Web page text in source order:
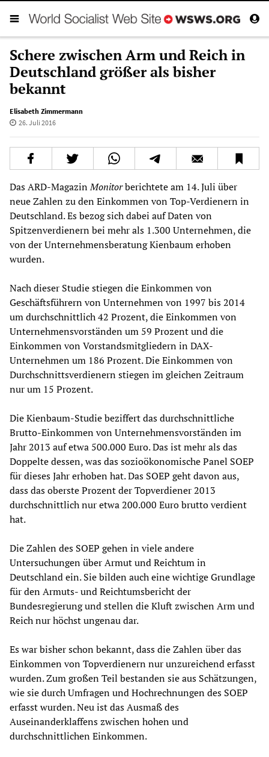
Schere zwischen Arm und Reich in
Deutschland größer als bisher
bekannt
Elisabeth Zimmermann
26. Juli 2016
Das ARD-MagazinMonitorberichtete am 14. Juli über
neue Zahlen zu den Einkommen von Top-Verdienern in
Deutschland. Es bezog sich dabei auf Daten von
Spitzenverdienern bei mehr als 1.300 Unternehmen, die
von der Unternehmensberatung Kienbaum erhoben
wurden.
Nach dieser Studie stiegen die Einkommen von
Geschäftsführern von Unternehmen von 1997 bis 2014
um durchschnittlich 42 Prozent, die Einkommen von
Unternehmensvorständen um 59 Prozent und die
Einkommen von Vorstandsmitgliedern in DAX-
Unternehmen um 186 Prozent. Die Einkommen von
Durchschnittsverdienern stiegen im gleichen Zeitraum
nur um 15 Prozent.
Die Kienbaum-Studie beziffert das durchschnittliche
Brutto-Einkommen von Unternehmensvorständen im
Jahr 2013 auf etwa 500.000 Euro. Das ist mehr als das
Doppelte dessen, was das sozioökonomische Panel SOEP
für dieses Jahr erhoben hat. Das SOEP geht davon aus,
dass das oberste Prozent der Topverdiener 2013
durchschnittlich nur etwa 200.000 Euro brutto verdient
hat.
Die Zahlen des SOEP gehen in viele andere
Untersuchungen über Armut und Reichtum in
Deutschland ein. Sie bilden auch eine wichtige Grundlage
für den Armuts- und Reichtumsbericht der
Bundesregierung und stellen die Kluft zwischen Arm und
Reich nur höchst ungenau dar.
Es war bisher schon bekannt, dass die Zahlen über das
Einkommen von Topverdienern nur unzureichend erfasst
wurden. Zum großen Teil bestanden sie aus Schätzungen,
wie sie durch Umfragen und Hochrechnungen des SOEP
erfasst wurden. Neu ist das Ausmaß des
Auseinanderklaffens zwischen hohen und
durchschnittlichen Einkommen.